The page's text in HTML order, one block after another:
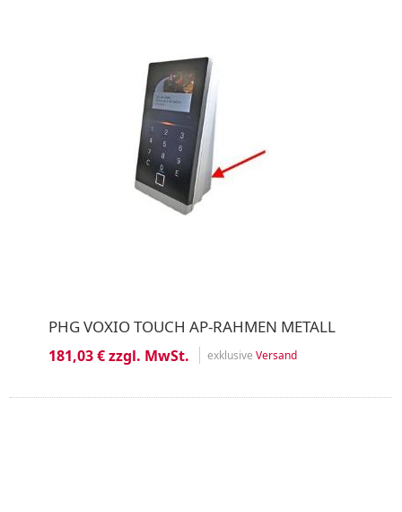
PHG VOXIO TOUCH AP-RAHMEN METALL
181,03 € zzgl. MwSt. exklusive Versand